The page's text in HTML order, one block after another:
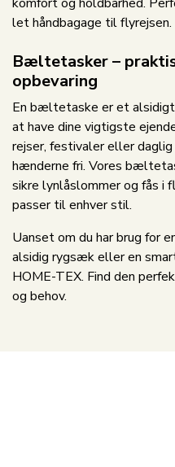
let håndbagage til flyrejsen.
Bæltetasker –
opbevaring
En bæltetaske er et alsidigt
at have dine vigtigste
rejser, festivaler eller daglig
hænderne fri. Vores
sikre lynlåslommer og fås i
passer til enhver stil.
Uanset om du har brug for
alsidig rygsæk eller en
HOME-TEX. Find den
og behov.